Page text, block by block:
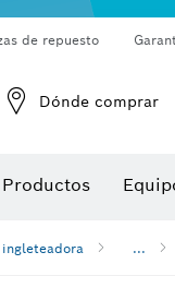
de repuesto
Dónde comprar
...